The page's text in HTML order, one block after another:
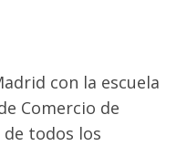
con la escuela
Comercio de
todos los